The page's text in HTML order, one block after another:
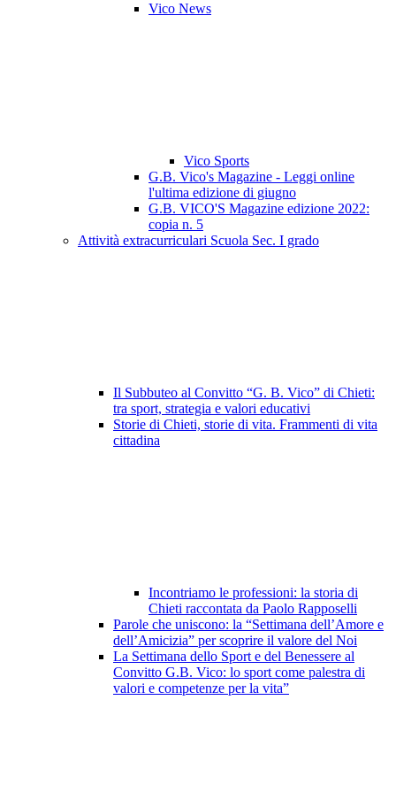
Vico News
Vico Sports
G.B. Vico's Magazine - Leggi online
l'ultima edizione di giugno
G.B. VICO'S Magazine edizione 2022:
copia n. 5
Attività extracurriculari Scuola Sec. I grado
Il Subbuteo al Convitto “G. B. Vico” di Chieti:
tra sport, strategia e valori educativi
Storie di Chieti, storie di vita. Frammenti di vita
cittadina
Incontriamo le professioni: la storia di
Chieti raccontata da Paolo Rapposelli
Parole che uniscono: la “Settimana dell’Amore e
dell’Amicizia” per scoprire il valore del Noi
La Settimana dello Sport e del Benessere al
Convitto G.B. Vico: lo sport come palestra di
valori e competenze per la vita”